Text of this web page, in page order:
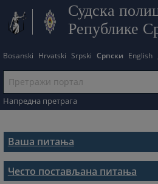
Судска
Републике
Bosanski Hrvatski Srpski Српски English
Напредна претрага
Ваша питања
Често постављана питања